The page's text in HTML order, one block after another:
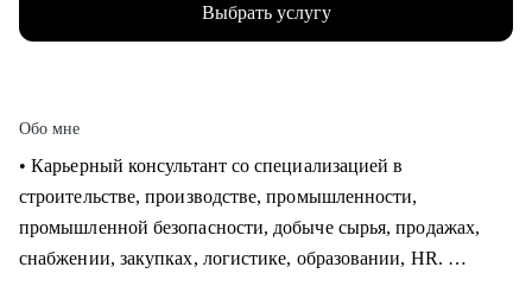
Выбрать услугу
Обо мне
• Карьерный консультант со специализацией в
строительстве, производстве, промышленности,
промышленной безопасности, добыче сырья, продажах,
снабжении, закупках, логистике, образовании, HR.